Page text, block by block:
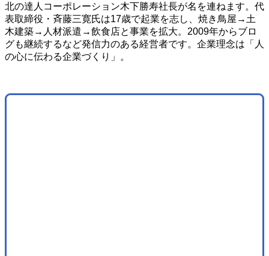
北の達人コーポレーション木下勝寿社長が名を連ねます。代
表取締役・斉藤三寛氏は17歳で起業を志し、焼き鳥屋→土
木建築→人材派遣→飲食店と事業を拡大。2009年からブロ
グも継続するなど発信力のある経営者です。企業理念は「人
の心に伝わる企業づくり」。